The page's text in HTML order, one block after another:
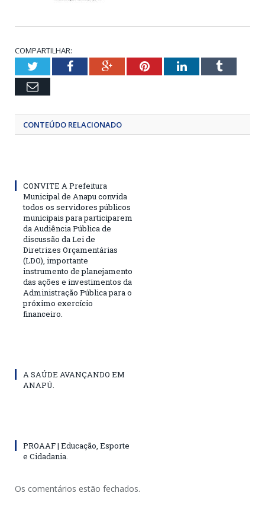
COMPARTILHAR:
TwitterFacebookGoogle+PinterestLinkedInTumblr
Email
CONTEÚDO RELACIONADO
CONVITE A Prefeitura
Municipal de Anapu convida
todos os servidores públicos
municipais para participarem
da Audiência Pública de
discussão da Lei de
Diretrizes Orçamentárias
(LDO), importante
instrumento de planejamento
das ações e investimentos da
Administração Pública para o
próximo exercício
financeiro.
A SAÚDE AVANÇANDO EM
ANAPÚ.
PROAAF | Educação, Esporte
e Cidadania.
Os comentários estão fechados.